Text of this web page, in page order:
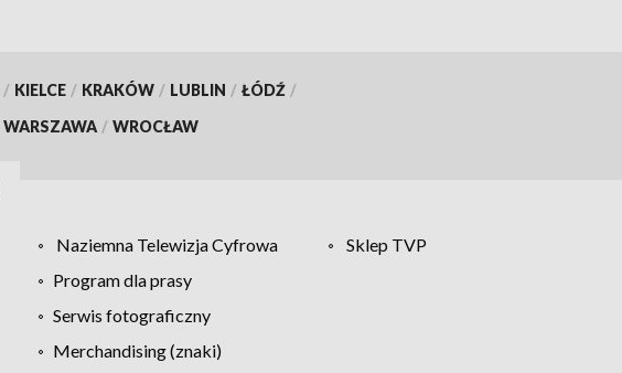
/ KIELCE / KRAKÓW / LUBLIN / ŁÓDŹ /
WARSZAWA / WROCŁAW
Naziemna Telewizja Cyfrowa
Sklep TVP
Program dla prasy
Serwis fotograficzny
Merchandising (znaki)